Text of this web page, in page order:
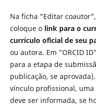
Na ficha "Editar
coloque o link para o
currículo oficial de seu
ou autora. Em "ORCID
para a etapa de
publicação, se
vínculo profissional,
deve ser informada, se